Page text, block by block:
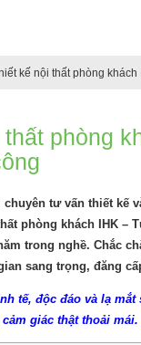
kế nội thất phòng khách
phòng
chuyên tư vấn thiết kế
phòng khách IHK –
trong nghề. Chắc
sang trọng, đăng
tế, độc đáo và lạ mắt
giác thật thoải mái.